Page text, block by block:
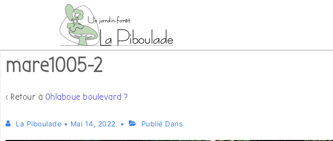
principal
mare1005-2
‹ Retour à Ohlaboue boulevard ?
La Piboulade • Mai 14, 2022 Publié Dans